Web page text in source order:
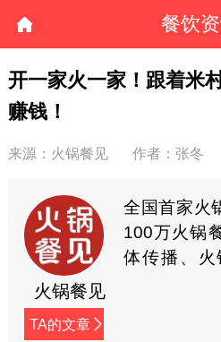
餐饮
开一家火一家！跟着米
赚钱！
来源：火锅餐见 作者：张冬
火锅餐见
TA的文章
全国首家火
100万火锅
体传播、火